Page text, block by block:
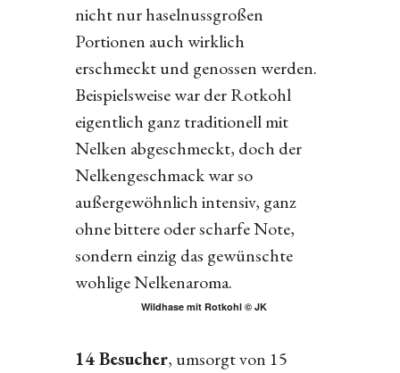
nicht nur haselnussgroßen
Portionen auch wirklich
erschmeckt und genossen werden.
Beispielsweise war der Rotkohl
eigentlich ganz traditionell mit
Nelken abgeschmeckt, doch der
Nelkengeschmack war so
außergewöhnlich intensiv, ganz
ohne bittere oder scharfe Note,
sondern einzig das gewünschte
wohlige Nelkenaroma.
Wildhase mit Rotkohl © JK
14 Besucher, umsorgt von 15